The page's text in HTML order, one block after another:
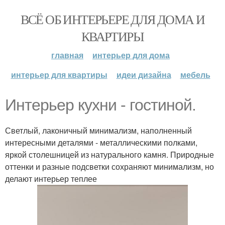
ВСЁ ОБ ИНТЕРЬЕРЕ ДЛЯ ДОМА И
КВАРТИРЫ
главная
интерьер для дома
интерьер для квартиры
идеи дизайна мебель
Интерьер кухни - гостиной.
Светлый, лаконичный минимализм, наполненный
интересными деталями - металлическими полками,
яркой столешницей из натурального камня. Природные
оттенки и разные подсветки сохраняют минимализм, но
делают интерьер теплее